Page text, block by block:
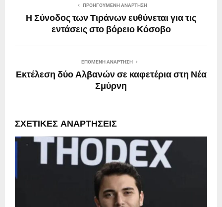
ΠΡΟΗΓΟΎΜΕΝΗ ΑΝΆΡΤΗΣΗ
Η Σύνοδος των Τιράνων ευθύνεται για τις
εντάσεις στο βόρειο Κόσοβο
ΕΠΌΜΕΝΗ ΑΝΆΡΤΗΣΗ
Εκτέλεση δύο Αλβανών σε καφετέρια στη Νέα
Σμύρνη
ΣΧΕΤΙΚΈΣ ΑΝΑΡΤΉΣΕΙΣ